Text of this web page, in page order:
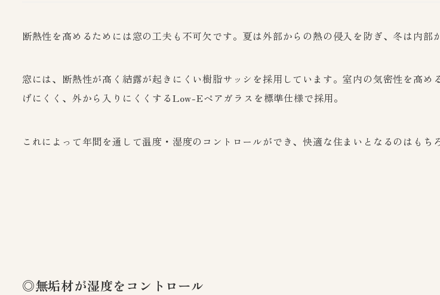
断熱性を高めるためには窓の工夫も不可欠です。夏は外部からの熱の侵入を防ぎ、冬は内部
窓には、断熱性が高く結露が起きにくい樹脂サッシを採用しています。室内の気密性を高
げにくく、外から入りにくくするLow-Eペアガラスを標準仕様で採用。
これによって年間を通して温度・湿度のコントロールができ、快適な住まいとなるのはもち
◎無垢材が湿度をコントロール